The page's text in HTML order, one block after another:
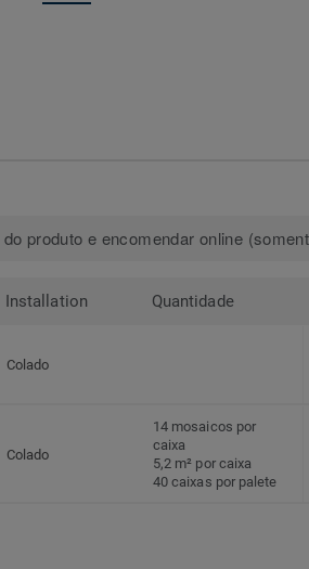
produto e encomendar online
Installation Quantidade
Colado
Colado
14 mosaicos por
caixa
5,2 m² por caixa
40 caixas por palete